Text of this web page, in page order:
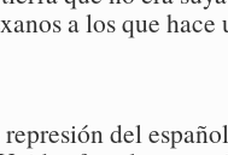
a los que
del